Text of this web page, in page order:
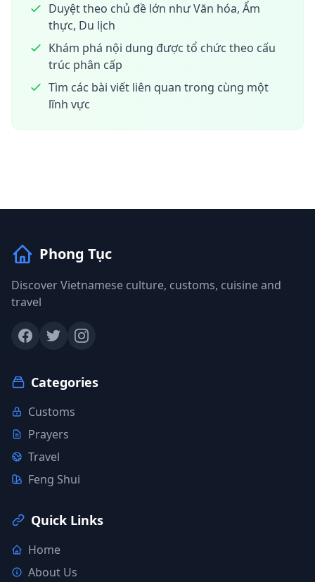
Duyệt theo chủ đề lớn như Văn hóa, Ẩm
thực, Du lịch
Khám phá nội dung được tổ chức theo cấu
trúc phân cấp
Tìm các bài viết liên quan trong cùng một
lĩnh vực
Phong Tục
Discover Vietnamese culture, customs, cuisine and
travel
Categories
Customs
Prayers
Travel
Feng Shui
Quick Links
Home
About Us